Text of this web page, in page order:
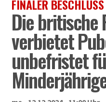
FINALER
Die britische
verbietet
unbefristet